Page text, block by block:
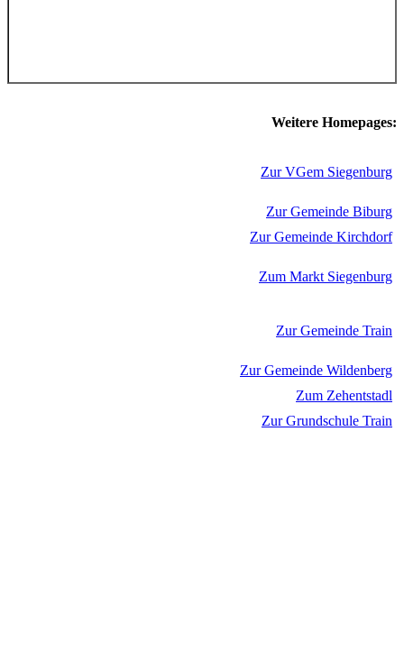
Weitere Homepages:
Zur VGem Siegenburg
Zur Gemeinde Biburg
Zur Gemeinde Kirchdorf
Zum Markt Siegenburg
Zur Gemeinde Train
Zur Gemeinde Wildenberg
Zum Zehentstadl
Zur Grundschule Train